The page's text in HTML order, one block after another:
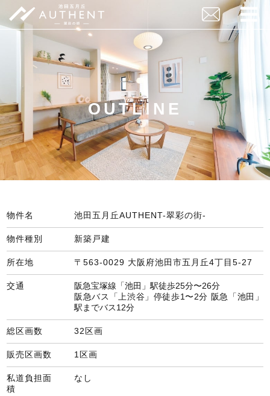
OUTLINE
物件名 池田五月丘AUTHENT-翠彩の街-
物件種別 新築戸建
所在地 〒563-0029 大阪府池田市五月丘4丁目5-27
交通
阪急宝塚線「池田」駅徒歩25分〜26分
阪急バス「上渋谷」停徒歩1〜2分 阪急「池田」
駅までバス12分
総区画数 32区画
販売区画数 1区画
私道負担面
積
なし